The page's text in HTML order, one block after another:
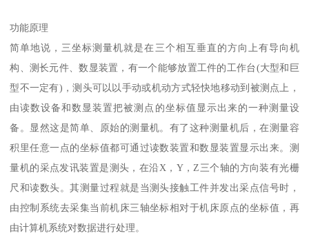
功能原理
简单地说，三坐标测量机就是在三个相互垂直的方向上有导向机
构、测长元件、数显装置，有一个能够放置工件的工作台(大型和巨
型不一定有)，测头可以以手动或机动方式轻快地移动到被测点上，
由读数设备和数显装置把被测点的坐标值显示出来的一种测量设
备。显然这是简单、原始的测量机。有了这种测量机后，在测量容
积里任意一点的坐标值都可通过读数装置和数显装置显示出来。测
量机的采点发讯装置是测头，在沿X，Y，Z三个轴的方向装有光栅
尺和读数头。其测量过程就是当测头接触工件并发出采点信号时，
由控制系统去采集当前机床三轴坐标相对于机床原点的坐标值，再
由计算机系统对数据进行处理。